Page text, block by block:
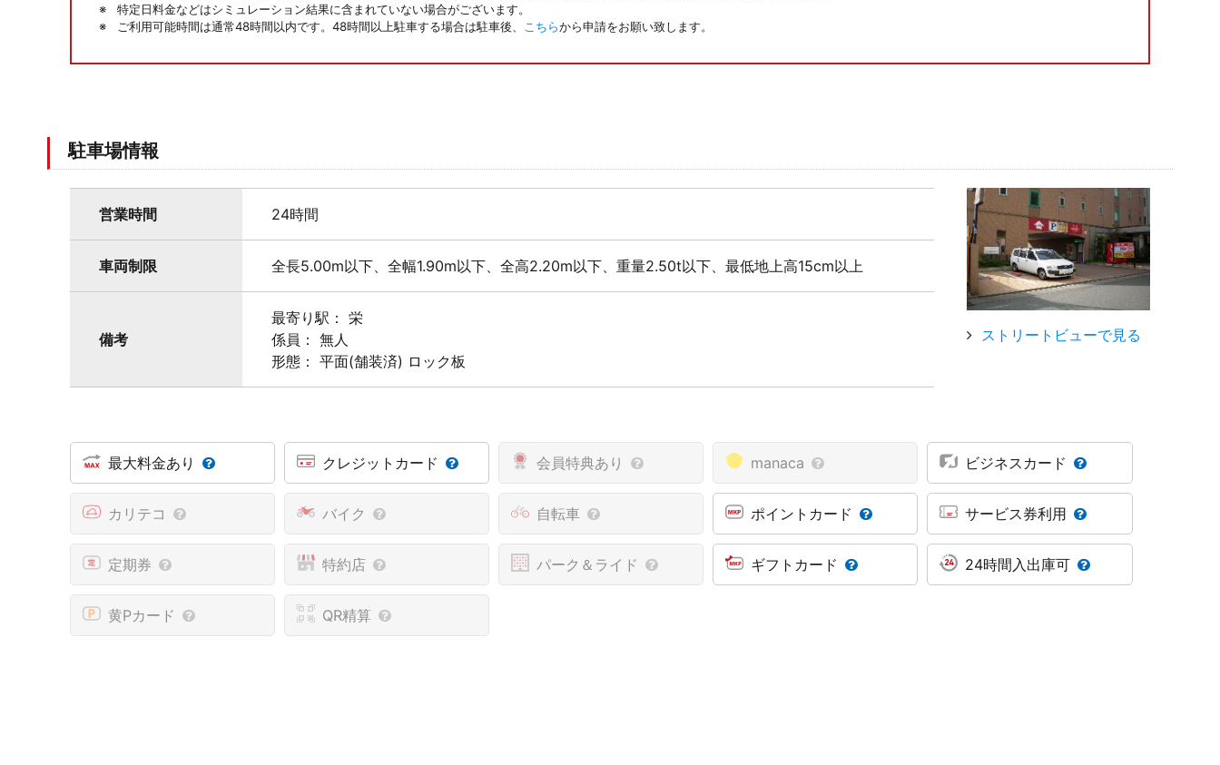
特定日料金などはシミュレーション結果に含まれていない場合がございます。
ご利用可能時間は通常48時間以内です。48時間以上駐車する場合は駐車後、
こちらから申請をお願い致します。
駐車場情報
営業時間 24時間
車両制限 全長5.00m以下、全幅1.90m以下、全高2.20m以下、重量2.50t以下、最低地上高15cm以上
備考
最寄り駅： 栄
係員： 無人
形態： 平面(舗装済) ロック板
ストリートビューで見る
最大料金あり クレジットカード 会員特典あり manaca ビジネスカード
カリテコ バイク 自転車 ポイントカード サービス券利用
定期券 特約店 パーク＆ライド ギフトカード 24時間入出庫可
黄Pカード QR精算